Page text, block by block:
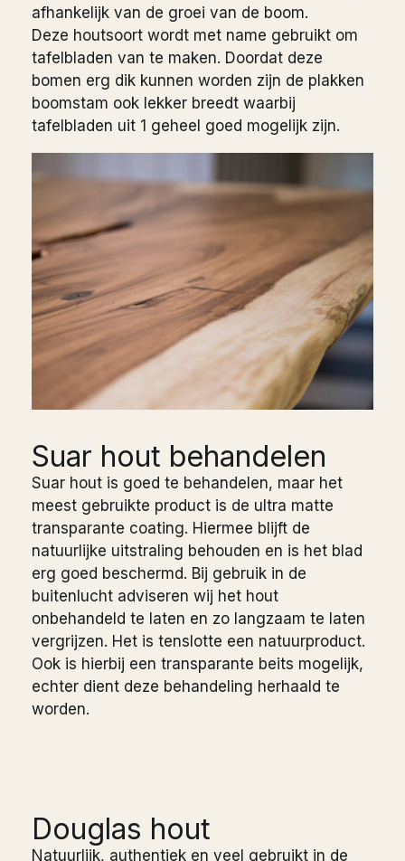
afhankelijk van de groei van de boom.
Deze houtsoort wordt met name gebruikt om
tafelbladen van te maken. Doordat deze
bomen erg dik kunnen worden zijn de plakken
boomstam ook lekker breedt waarbij
tafelbladen uit 1 geheel goed mogelijk zijn.
Suar hout behandelen
Suar hout is goed te behandelen, maar het
meest gebruikte product is de ultra matte
transparante coating. Hiermee blijft de
natuurlijke uitstraling behouden en is het blad
erg goed beschermd. Bij gebruik in de
buitenlucht adviseren wij het hout
onbehandeld te laten en zo langzaam te laten
vergrijzen. Het is tenslotte een natuurproduct.
Ook is hierbij een transparante beits mogelijk,
echter dient deze behandeling herhaald te
worden.
Douglas hout
Natuurlijk, authentiek en veel gebruikt in de